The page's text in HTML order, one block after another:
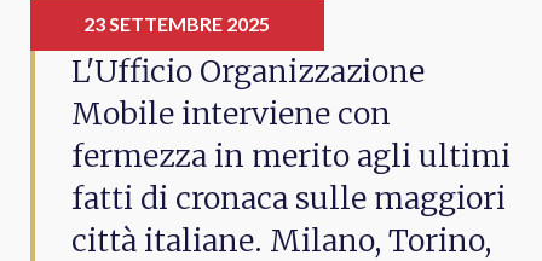
23 SETTEMBRE 2025
L'Ufficio Organizzazione
Mobile interviene con
fermezza in merito agli ultimi
fatti di cronaca sulle maggiori
città italiane. Milano, Torino,